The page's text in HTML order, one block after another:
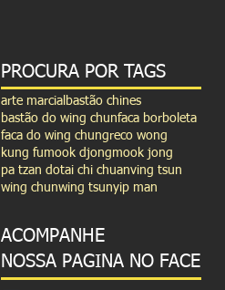
PROCURA POR TAGS
arte marcial bastão chines
bastão do wing chunfaca borboleta
faca do wing chungreco wong
kung fumook djongmook jong
pa tzan dotai chi chuanving tsun
wing chunwing tsunyip man
ACOMPANHE
NOSSA PAGINA NO FACE